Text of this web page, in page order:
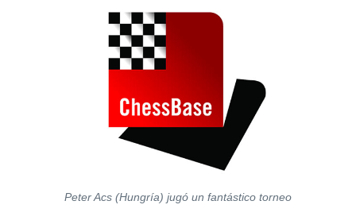
Peter Acs (Hungría) jugó un fantástico torneo